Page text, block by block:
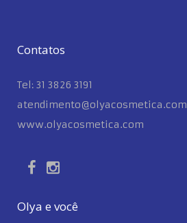
Contatos
Tel: 31 3826 3191
atendimento@olyacosmetica.com
www.olyacosmetica.com
Olya e você